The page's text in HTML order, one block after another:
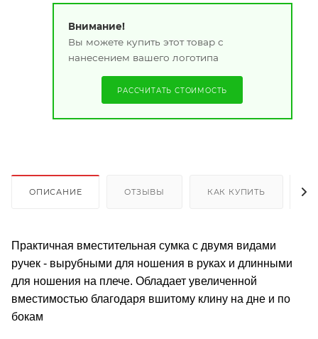
Внимание!
Вы можете купить этот товар с
нанесением вашего логотипа
РАССЧИТАТЬ СТОИМОСТЬ
ОПИСАНИЕ ОТЗЫВЫ КАК КУПИТЬ
Практичная вместительная сумка с двумя видами
ручек - вырубными для ношения в руках и длинными
для ношения на плече. Обладает увеличенной
вместимостью благодаря вшитому клину на дне и по
бокам